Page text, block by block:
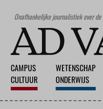
Onafhankelijke journalistiek over
CAMPUS
CULTUUR
WETENSCHAP
ONDERWIJS